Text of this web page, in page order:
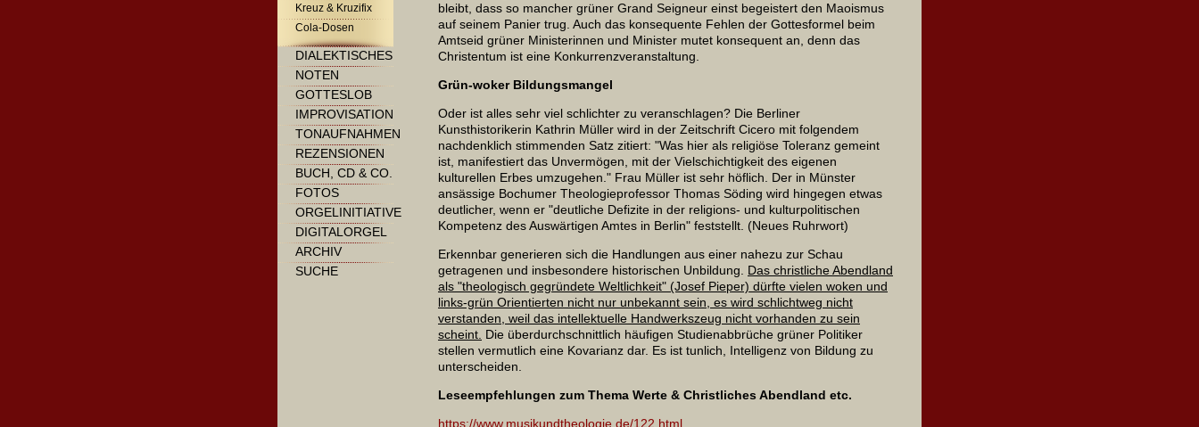
Kreuz & Kruzifix
Cola-Dosen
DIALEKTISCHES
NOTEN
GOTTESLOB
IMPROVISATION
TONAUFNAHMEN
REZENSIONEN
BUCH, CD & CO.
FOTOS
ORGELINITIATIVE
DIGITALORGEL
ARCHIV
SUCHE
bleibt, dass so mancher grüner Grand Seigneur einst begeistert den Maoismus
auf seinem Panier trug. Auch das konsequente Fehlen der Gottesformel beim
Amtseid grüner Ministerinnen und Minister mutet konsequent an, denn das
Christentum ist eine Konkurrenzveranstaltung.
Grün-woker Bildungsmangel
Oder ist alles sehr viel schlichter zu veranschlagen? Die Berliner
Kunsthistorikerin Kathrin Müller wird in der Zeitschrift Cicero mit folgendem
nachdenklich stimmenden Satz zitiert: "Was hier als religiöse Toleranz gemeint
ist, manifestiert das Unvermögen, mit der Vielschichtigkeit des eigenen
kulturellen Erbes umzugehen." Frau Müller ist sehr höflich. Der in Münster
ansässige Bochumer Theologieprofessor Thomas Söding wird hingegen etwas
deutlicher, wenn er "deutliche Defizite in der religions- und kulturpolitischen
Kompetenz des Auswärtigen Amtes in Berlin" feststellt. (Neues Ruhrwort)
Erkennbar generieren sich die Handlungen aus einer nahezu zur Schau
getragenen und insbesondere historischen Unbildung. Das christliche Abendland
als "theologisch gegründete Weltlichkeit" (Josef Pieper) dürfte vielen woken und
links-grün Orientierten nicht nur unbekannt sein, es wird schlichtweg nicht
verstanden, weil das intellektuelle Handwerkszeug nicht vorhanden zu sein
scheint. Die überdurchschnittlich häufigen Studienabbrüche grüner Politiker
stellen vermutlich eine Kovarianz dar. Es ist tunlich, Intelligenz von Bildung zu
unterscheiden.
Leseempfehlungen zum Thema Werte & Christliches Abendland etc.
https://www.musikundtheologie.de/122.html